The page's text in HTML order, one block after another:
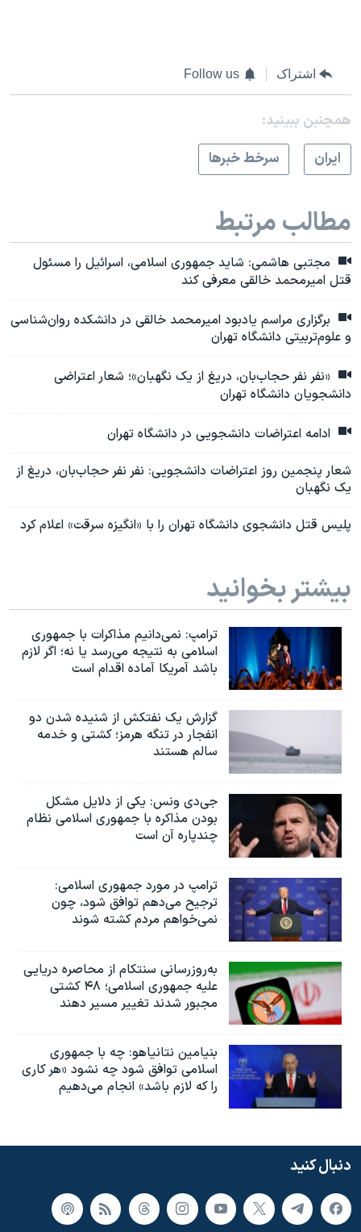
اشتراک Follow us
همچنبن ببینید:
ايران
سرخط خبرها
مطالب مرتبط
مجتبی هاشمی: شاید جمهوری اسلامی، اسرائیل را مسئول
قتل امیرمحمد خالقی معرفی کند
برگزاری مراسم یادبود امیرمحمد خالقی در دانشکده‌ روان‌شناسی
و علوم‌تربیتی دانشگاه تهران
«نفر نفر حجاب‌بان، دریغ از یک نگهبان»؛ شعار اعتراضی
دانشجویان دانشگاه تهران
ادامه اعتراضات دانشجویی در دانشگاه تهران
شعار پنجمین روز اعتراضات دانشجویی: نفر نفر حجاب‌بان، دریغ از
یک نگهبان
پلیس قتل دانشجوی دانشگاه تهران را با «انگیزه سرقت» اعلام کرد
بیشتر بخوانید
ترامپ: نمی‌دانیم مذاکرات با جمهوری
اسلامی به نتیجه می‌رسد یا نه؛ اگر لازم
باشد آمریکا آماده اقدام است
گزارش یک نفتکش از شنیده شدن دو
انفجار در تنگه هرمز؛ کشتی و خدمه
سالم هستند
جی‌دی ونس: یکی از دلایل مشکل
بودن مذاکره با جمهوری اسلامی نظام
چندپاره آن است
ترامپ در مورد جمهوری اسلامی:
ترجیح می‌دهم توافق شود، چون
نمی‌خواهم مردم کشته شوند
به‌روزرسانی سنتکام از محاصره دریایی
علیه جمهوری اسلامی؛ ۴۸ کشتی
مجبور شدند تغییر مسیر دهند
بنیامین نتانیاهو: چه با جمهوری
اسلامی توافق شود چه نشود «هر کاری
را که لازم باشد» انجام می‌دهیم
دنبال کنید